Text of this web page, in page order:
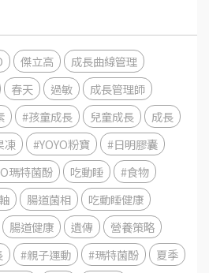
傑立高
成長曲線管理
春天 過敏
成長管理師
#孩童成長 兒童成長
成長
凍 #YOYO粉寶
#日明膠囊
瑪特菌酚 吃動睡
#食物
腸道菌相
吃動睡健康
腸道健康 遺傳
營養策略
#親子運動 #瑪特菌酚
夏季